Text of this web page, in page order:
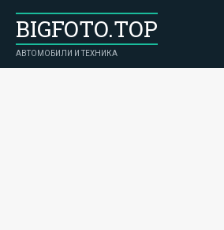
BIGFOTO.TOP
АВТОМОБИЛИ И ТЕХНИКА